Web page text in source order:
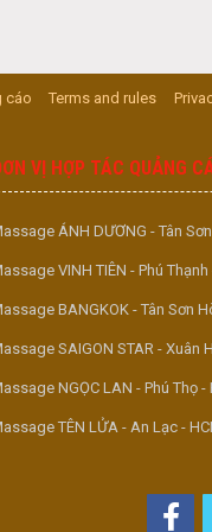
cáo Terms and rules
VỊ HỢP TÁC QUẢNG
ÁNH DƯƠNG - Tân
VINH TIÊN - Phú Thạnh
BANGKOK - Tân Sơn
SAIGON STAR - Xuân
NGỌC LAN - Phú Thọ -
TÊN LỬA - An Lạc -